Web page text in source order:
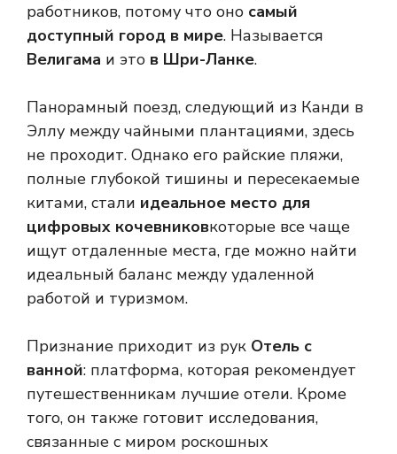
работников, потому что оно самый
доступный город в мире. Называется
Велигама и это в Шри-Ланке.
Панорамный поезд, следующий из Канди в
Эллу между чайными плантациями, здесь
не проходит. Однако его райские пляжи,
полные глубокой тишины и пересекаемые
китами, стали идеальное место для
цифровых кочевниковкоторые все чаще
ищут отдаленные места, где можно найти
идеальный баланс между удаленной
работой и туризмом.
Признание приходит из рук Отель с
ванной: платформа, которая рекомендует
путешественникам лучшие отели. Кроме
того, он также готовит исследования,
связанные с миром роскошных